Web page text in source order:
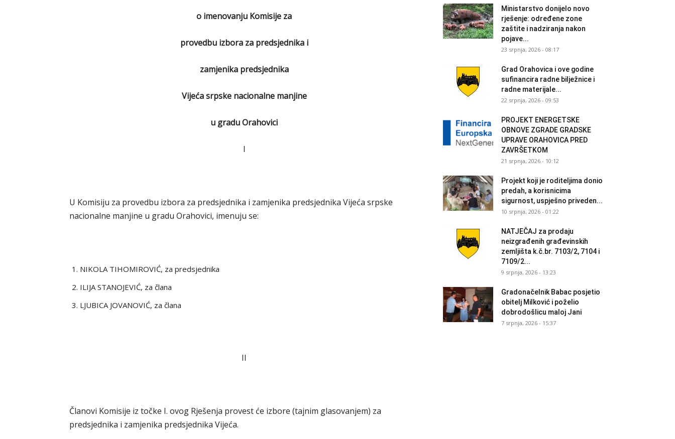
o imenovanju Komisije za
provedbu izbora za predsjednika i
zamjenika predsjednika
Vijeća srpske nacionalne manjine
u gradu Orahovici
I
U Komisiju za provedbu izbora za predsjednika i zamjenika predsjednika Vijeća srpske
nacionalne manjine u gradu Orahovici, imenuju se:
NIKOLA TIHOMIROVIĆ, za predsjednika
ILIJA STANOJEVIĆ, za člana
LJUBICA JOVANOVIĆ, za člana
II
Članovi Komisije iz točke I. ovog Rješenja provest će izbore (tajnim glasovanjem) za
predsjednika i zamjenika predsjednika Vijeća.
Ministarstvo donijelo novo
rješenje: određene zone
zaštite i nadziranja nakon
pojave...
23 srpnja, 2026 - 08:17
Grad Orahovica i ove godine
sufinancira radne bilježnice i
radne materijale...
22 srpnja, 2026 - 09:53
PROJEKT ENERGETSKE
OBNOVE ZGRADE GRADSKE
UPRAVE ORAHOVICA PRED
ZAVRŠETKOM
21 srpnja, 2026 - 10:12
Projekt koji je roditeljima donio
predah, a korisnicima
sigurnost, uspješno priveden...
10 srpnja, 2026 - 01:22
NATJEČAJ za prodaju
neizgrađenih građevinskih
zemljišta k.č.br. 7103/2, 7104 i
7109/2...
9 srpnja, 2026 - 13:23
Gradonačelnik Babac posjetio
obitelj Milković i poželio
dobrodošlicu maloj Jani
7 srpnja, 2026 - 15:37